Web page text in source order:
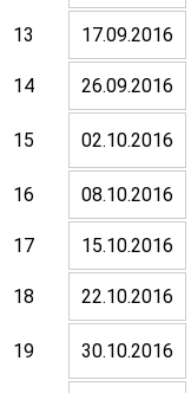
13 17.09.2016
14 26.09.2016
15 02.10.2016
16 08.10.2016
17 15.10.2016
18 22.10.2016
19 30.10.2016